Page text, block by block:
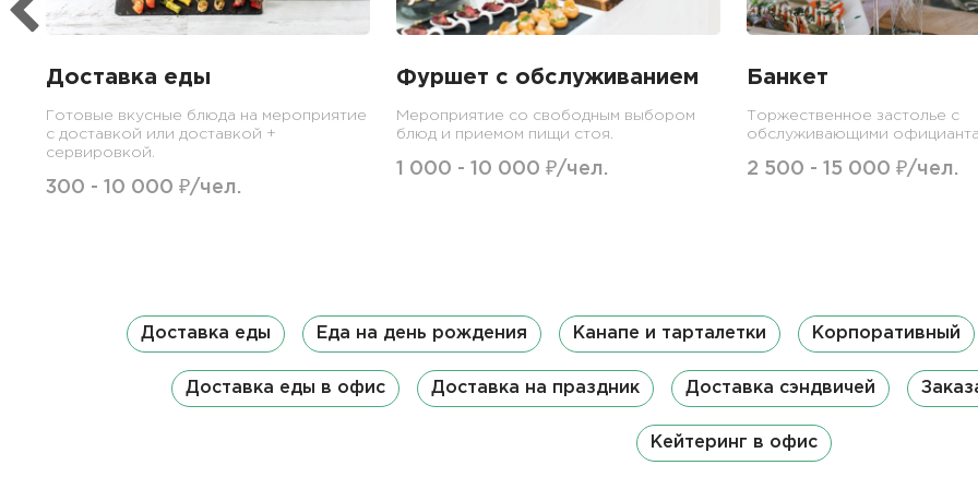
Доставка еды
Готовые вкусные блюда на мероприятие
с доставкой или доставкой +
сервировкой.
300 - 10 000 ₽/чел.
Фуршет с обслуживанием
Мероприятие со свободным выбором
блюд и приемом пищи стоя.
1 000 - 10 000 ₽/чел.
Банкет
Торжественное застолье с
обслуживающими
2 500 - 15 000 ₽/чел.
Доставка еды Еда на день рождения Канапе и тарталетки Корпоративный
Доставка еды в офис Доставка на праздник Доставка сэндвичей
Кейтеринг в офис